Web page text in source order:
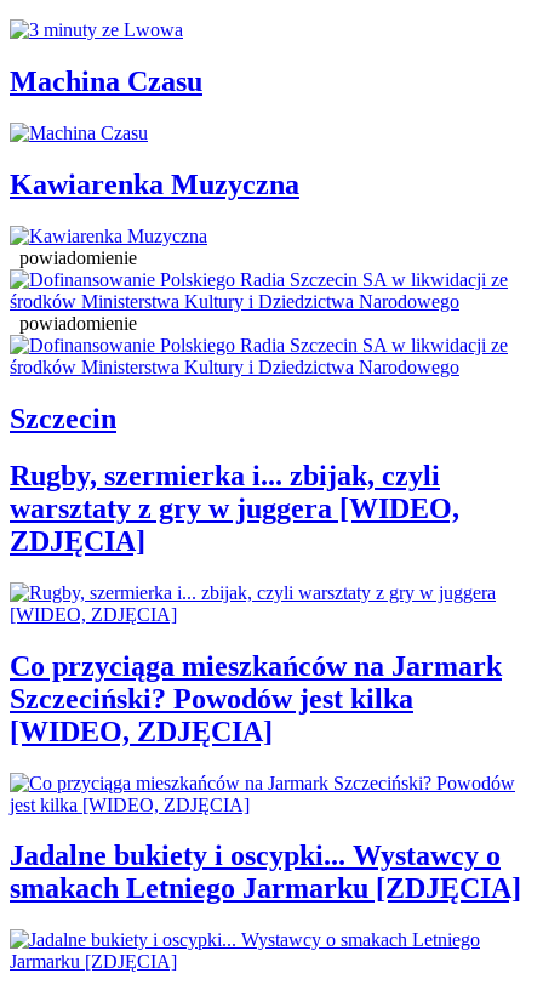
Machina Czasu
Kawiarenka Muzyczna
powiadomienie
powiadomienie
Szczecin
Rugby, szermierka i... zbijak, czyli
warsztaty z gry w juggera [WIDEO,
ZDJĘCIA]
Co przyciąga mieszkańców na Jarmark
Szczeciński? Powodów jest kilka
[WIDEO, ZDJĘCIA]
Jadalne bukiety i oscypki... Wystawcy o
smakach Letniego Jarmarku [ZDJĘCIA]